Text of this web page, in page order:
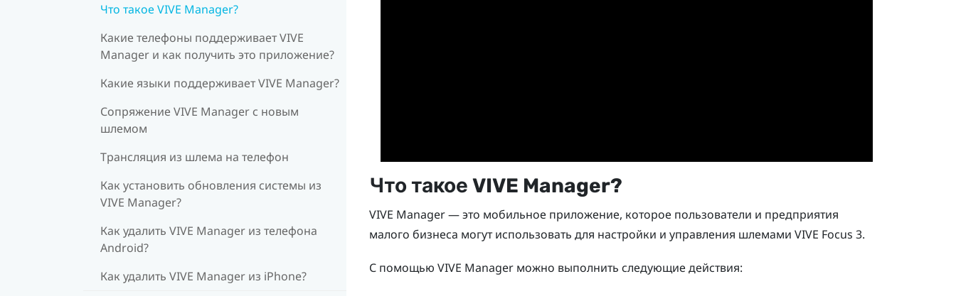
Что такое VIVE Manager?
Какие телефоны поддерживает VIVE
Manager и как получить это приложение?
Какие языки поддерживает VIVE Manager?
Сопряжение VIVE Manager с новым
шлемом
Трансляция из шлема на телефон
Как установить обновления системы из
VIVE Manager?
Как удалить VIVE Manager из телефона
Android?
Как удалить VIVE Manager из iPhone?
Что такое VIVE Manager?
VIVE Manager— это мобильное приложение, которое пользователи и предприятия
малого бизнеса могут использовать для настройки и управления шлемами VIVE Focus 3.
С помощью VIVE Managerможно выполнить следующие действия: